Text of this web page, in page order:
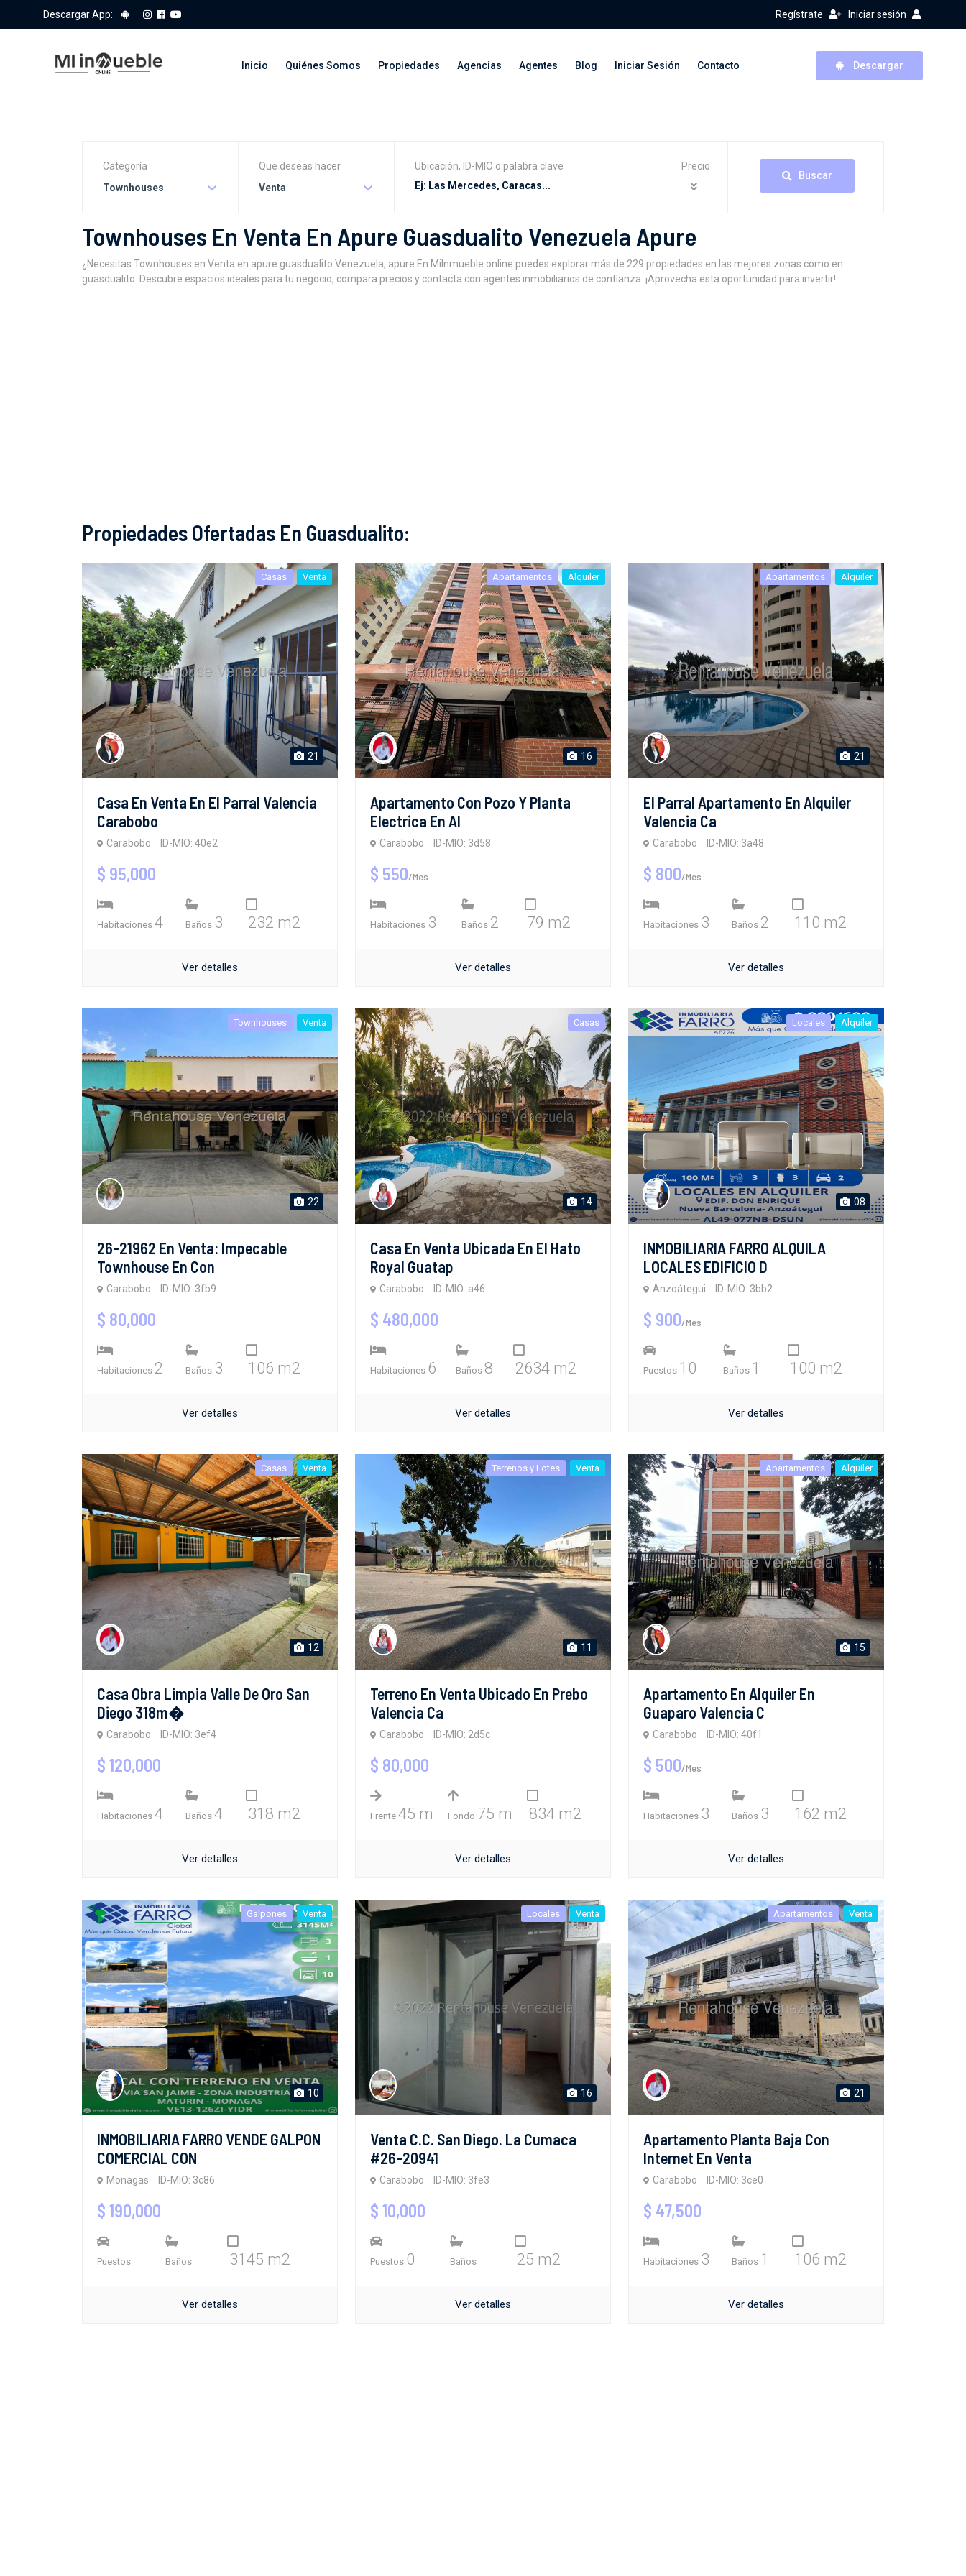
Descargar App: Regístrate Iniciar sesión
Inicio Quiénes Somos Propiedades Agencias Agentes Blog Iniciar Sesión Contacto Descargar
Categoría
Townhouses
Que deseas hacer
Venta
Ubicación, ID-MIO o palabra clave
Precio
Buscar
Townhouses En Venta En Apure Guasdualito Venezuela Apure
¿Necesitas Townhouses en Venta en apure guasdualito Venezuela, apure En MiInmueble.online puedes explorar más de 229 propiedades en las mejores zonas como en
guasdualito. Descubre espacios ideales para tu negocio, compara precios y contacta con agentes inmobiliarios de confianza. ¡Aprovecha esta oportunidad para invertir!
Propiedades Ofertadas En Guasdualito:
Casas Venta
21
Casa En Venta En El Parral Valencia
Carabobo
Carabobo ID-MIO: 40e2
$ 95,000
Habitaciones 4 Baños 3 232 m2
Ver detalles
Apartamentos Alquiler
16
Apartamento Con Pozo Y Planta
Electrica En Al
Carabobo ID-MIO: 3d58
$ 550/Mes
Habitaciones 3 Baños 2 79 m2
Ver detalles
Apartamentos Alquiler
21
El Parral Apartamento En Alquiler
Valencia Ca
Carabobo ID-MIO: 3a48
$ 800/Mes
Habitaciones 3 Baños 2 110 m2
Ver detalles
Townhouses Venta
22
26-21962 En Venta: Impecable
Townhouse En Con
Carabobo ID-MIO: 3fb9
$ 80,000
Habitaciones 2 Baños 3 106 m2
Ver detalles
Casas
14
Casa En Venta Ubicada En El Hato
Royal Guatap
Carabobo ID-MIO: a46
$ 480,000
Habitaciones 6 Baños 8 2634 m2
Ver detalles
Locales Alquiler
08
INMOBILIARIA FARRO ALQUILA
LOCALES EDIFICIO D
Anzoátegui ID-MIO: 3bb2
$ 900/Mes
Puestos 10 Baños 1 100 m2
Ver detalles
Casas Venta
12
Casa Obra Limpia Valle De Oro San
Diego 318m�
Carabobo ID-MIO: 3ef4
$ 120,000
Habitaciones 4 Baños 4 318 m2
Ver detalles
Terrenos y Lotes Venta
11
Terreno En Venta Ubicado En Prebo
Valencia Ca
Carabobo ID-MIO: 2d5c
$ 80,000
Frente 45 m Fondo 75 m 834 m2
Ver detalles
Apartamentos Alquiler
15
Apartamento En Alquiler En
Guaparo Valencia C
Carabobo ID-MIO: 40f1
$ 500/Mes
Habitaciones 3 Baños 3 162 m2
Ver detalles
Galpones Venta
10
INMOBILIARIA FARRO VENDE GALPON
COMERCIAL CON
Monagas ID-MIO: 3c86
$ 190,000
Puestos Baños 3145 m2
Ver detalles
Locales Venta
16
Venta C.C. San Diego. La Cumaca
#26-20941
Carabobo ID-MIO: 3fe3
$ 10,000
Puestos 0 Baños 25 m2
Ver detalles
Apartamentos Venta
21
Apartamento Planta Baja Con
Internet En Venta
Carabobo ID-MIO: 3ce0
$ 47,500
Habitaciones 3 Baños 1 106 m2
Ver detalles